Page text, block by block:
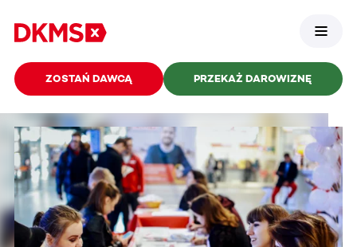
ZOSTAŃ DAWCĄ PRZEKAŻ DAROWIZNĘ